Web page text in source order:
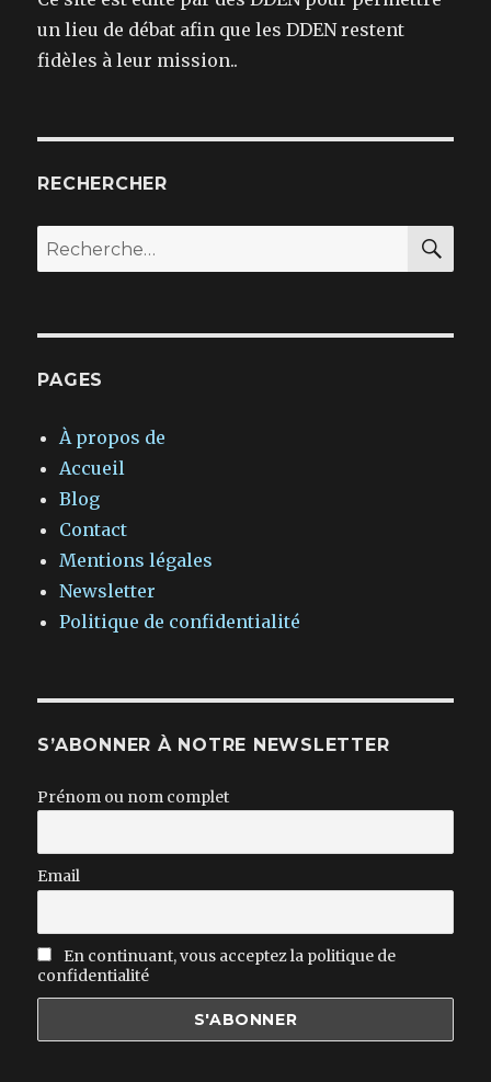
un lieu de débat afin que les DDEN restent
fidèles à leur mission..
RECHERCHER
Recherche
pour :
PAGES
À propos de
Accueil
Blog
Contact
Mentions légales
Newsletter
Politique de confidentialité
S’ABONNER À NOTRE NEWSLETTER
Prénom ou nom complet
Email
En continuant, vous acceptez la politique de
confidentialité